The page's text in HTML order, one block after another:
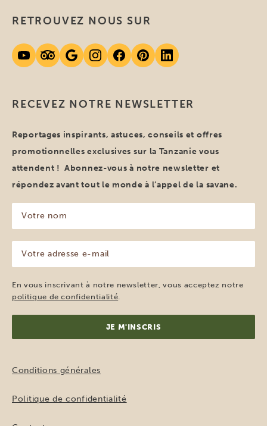
RECEVEZ NOTRE NEWSLETTER
Reportages inspirants, astuces, conseils et offres
promotionnelles exclusives sur la Tanzanie vous
attendent ! Abonnez-vous à notre newsletter et
répondez avant tout le monde à l’appel de la savane.
nom
(Nécessaire)
adresse
e-
mail
(Nécessaire)
En vous inscrivant à notre newsletter, vous acceptez notre
politique de confidentialité
RETROUVEZ NOUS SUR
Conditions générales
Politique de confidentialité